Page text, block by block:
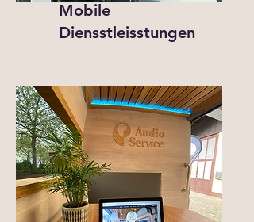
Mobile
Diensstleisstungen